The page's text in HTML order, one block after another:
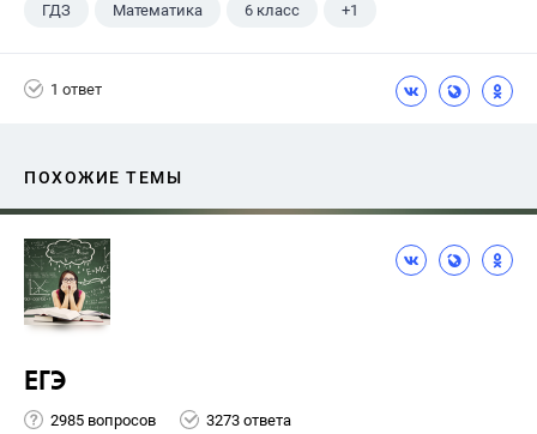
ГДЗ Математика 6 класс +1
1 ответ
ПОХОЖИЕ ТЕМЫ
ЕГЭ
2985 вопросов 3273 ответа